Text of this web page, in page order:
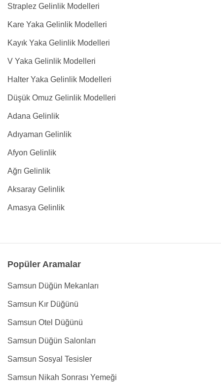
Straplez Gelinlik Modelleri
Kare Yaka Gelinlik Modelleri
Kayık Yaka Gelinlik Modelleri
V Yaka Gelinlik Modelleri
Halter Yaka Gelinlik Modelleri
Düşük Omuz Gelinlik Modelleri
Adana Gelinlik
Adıyaman Gelinlik
Afyon Gelinlik
Ağrı Gelinlik
Aksaray Gelinlik
Amasya Gelinlik
Popüler Aramalar
Samsun Düğün Mekanları
Samsun Kır Düğünü
Samsun Otel Düğünü
Samsun Düğün Salonları
Samsun Sosyal Tesisler
Samsun Nikah Sonrası Yemeği